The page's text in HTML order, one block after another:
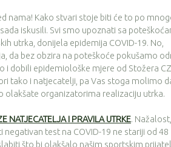
Kako stvari stoje biti će to po
iskusili. Svi smo upoznati sa
utrka, donijela epidemija COVID-19. No,
da bez obzira na poteškoće pokušamo
i dobili epidemiološke mjere od Stožera CZ
tako i natjecatelji, pa Vas stoga molimo
olakšate organizatorima realizaciju utrka.
NATJECATELJA I PRAVILA UTRKE. Nažalost,
test na COVID-19 ne stariji od 48
što bi olakšalo našim sportskim